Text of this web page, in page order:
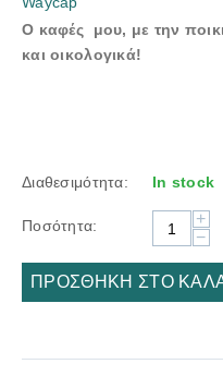
Ο καφές μου, με την
και οικολογικά!
Διαθεσιμότητα: In stock
Ποσότητα:
+
−
ΠΡΟΣΘΉΚΗ ΣΤΟ